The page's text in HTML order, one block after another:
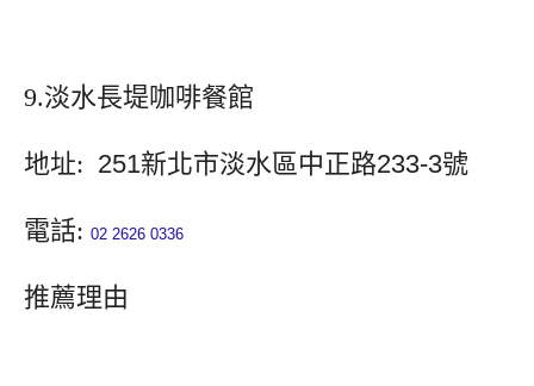
9.淡水長堤咖啡餐館
地址: 251新北市淡水區中正路233-3號
電話: 02 2626 0336
推薦理由